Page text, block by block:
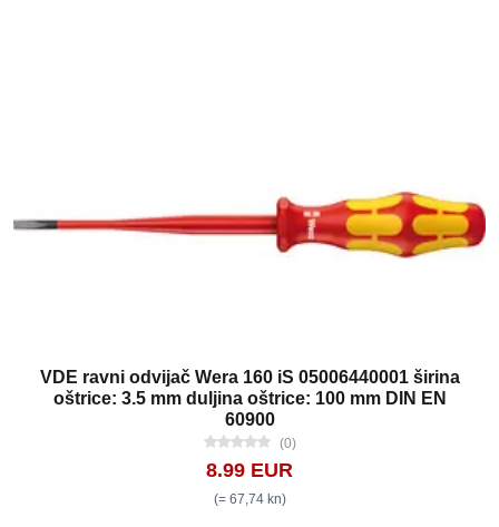
VDE ravni odvijač Wera 160 iS 05006440001 širina
oštrice: 3.5 mm duljina oštrice: 100 mm DIN EN
60900
(0)
8.99 EUR
(= 67,74 kn)